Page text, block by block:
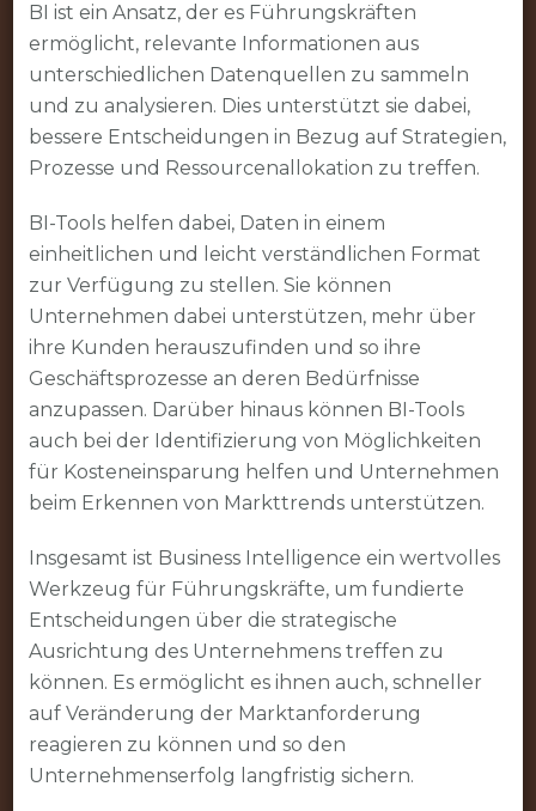
BI ist ein Ansatz, der es Führungskräften
ermöglicht, relevante Informationen aus
unterschiedlichen Datenquellen zu sammeln
und zu analysieren. Dies unterstützt sie dabei,
bessere Entscheidungen in Bezug auf Strategien,
Prozesse und Ressourcenallokation zu treffen.
BI-Tools helfen dabei, Daten in einem
einheitlichen und leicht verständlichen Format
zur Verfügung zu stellen. Sie können
Unternehmen dabei unterstützen, mehr über
ihre Kunden herauszufinden und so ihre
Geschäftsprozesse an deren Bedürfnisse
anzupassen. Darüber hinaus können BI-Tools
auch bei der Identifizierung von Möglichkeiten
für Kosteneinsparung helfen und Unternehmen
beim Erkennen von Markttrends unterstützen.
Insgesamt ist Business Intelligence ein wertvolles
Werkzeug für Führungskräfte, um fundierte
Entscheidungen über die strategische
Ausrichtung des Unternehmens treffen zu
können. Es ermöglicht es ihnen auch, schneller
auf Veränderung der Marktanforderung
reagieren zu können und so den
Unternehmenserfolg langfristig sichern.